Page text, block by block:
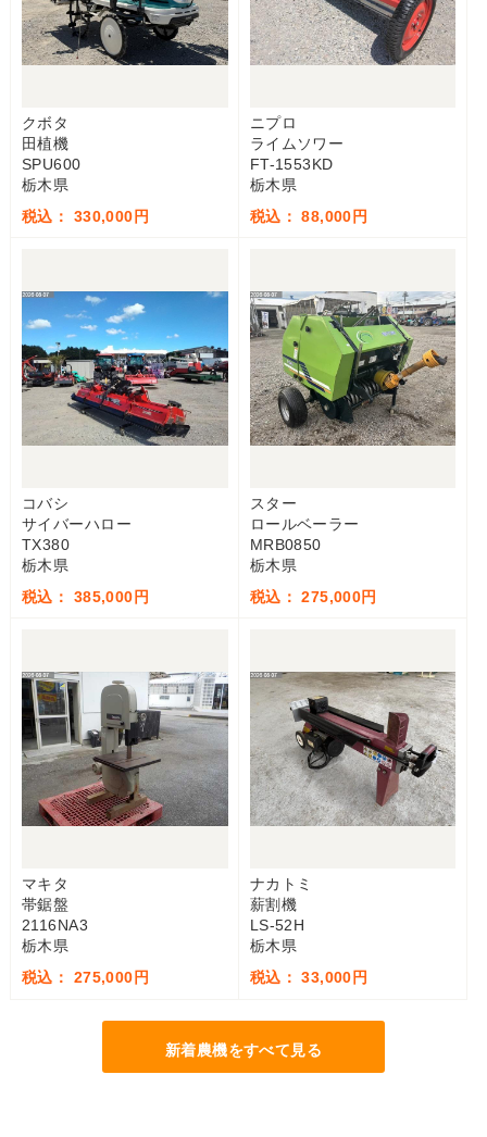
クボタ
田植機
SPU600
栃木県
税込： 330,000円
ニプロ
ライムソワー
FT-1553KD
栃木県
税込： 88,000円
コバシ
サイバーハロー
TX380
栃木県
税込： 385,000円
スター
ロールベーラー
MRB0850
栃木県
税込： 275,000円
マキタ
帯鋸盤
2116NA3
栃木県
税込： 275,000円
ナカトミ
薪割機
LS-52H
栃木県
税込： 33,000円
新着農機をすべて見る